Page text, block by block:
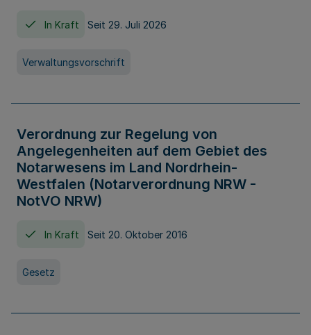
In Kraft Seit 29. Juli 2026
Verwaltungsvorschrift
Verordnung zur Regelung von
Angelegenheiten auf dem Gebiet des
Notarwesens im Land Nordrhein-
Westfalen (Notarverordnung NRW -
NotVO NRW)
In Kraft Seit 20. Oktober 2016
Gesetz